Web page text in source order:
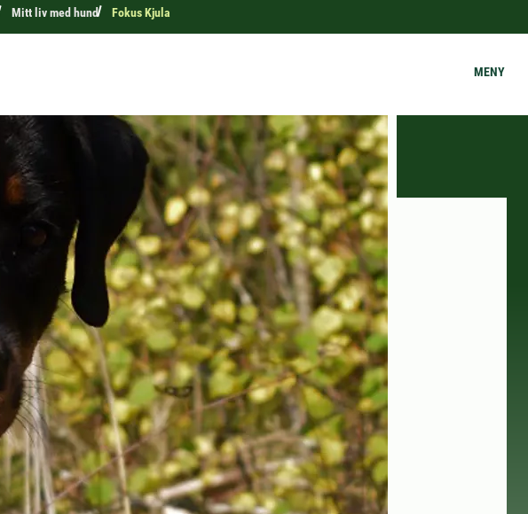
Mitt liv med hund Fokus Kjula
MENY